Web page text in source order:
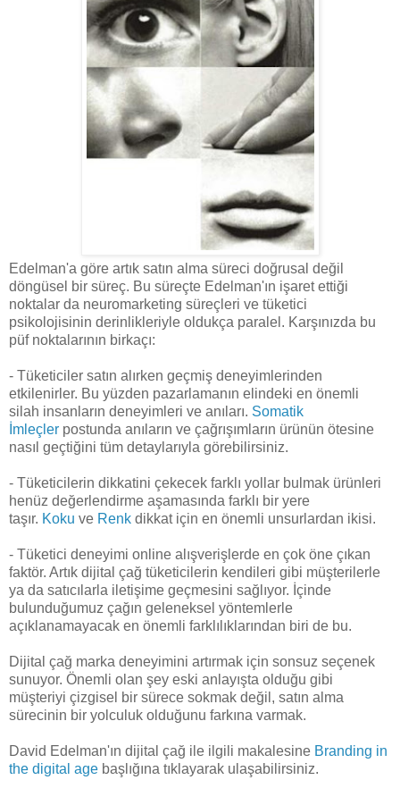
Edelman'a göre artık satın alma süreci doğrusal değil
döngüsel bir süreç. Bu süreçte Edelman'ın işaret ettiği
noktalar da neuromarketing süreçleri ve tüketici
psikolojisinin derinlikleriyle oldukça paralel. Karşınızda bu
püf noktalarının birkaçı:
- Tüketiciler satın alırken geçmiş deneyimlerinden
etkilenirler. Bu yüzden pazarlamanın elindeki en önemli
silah insanların deneyimleri ve anıları. Somatik
İmleçler postunda anıların ve çağrışımların ürünün ötesine
nasıl geçtiğini tüm detaylarıyla görebilirsiniz.
- Tüketicilerin dikkatini çekecek farklı yollar bulmak ürünleri
henüz değerlendirme aşamasında farklı bir yere
taşır. Koku ve Renk dikkat için en önemli unsurlardan ikisi.
- Tüketici deneyimi online alışverişlerde en çok öne çıkan
faktör. Artık dijital çağ tüketicilerin kendileri gibi müşterilerle
ya da satıcılarla iletişime geçmesini sağlıyor. İçinde
bulunduğumuz çağın geleneksel yöntemlerle
açıklanamayacak en önemli farklılıklarından biri de bu.
Dijital çağ marka deneyimini artırmak için sonsuz seçenek
sunuyor. Önemli olan şey eski anlayışta olduğu gibi
müşteriyi çizgisel bir sürece sokmak değil, satın alma
sürecinin bir yolculuk olduğunu farkına varmak.
David Edelman'ın dijital çağ ile ilgili makalesine Branding in
the digital age başlığına tıklayarak ulaşabilirsiniz.